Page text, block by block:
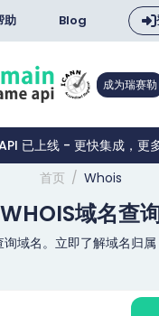
助 Blog
成为瑞赛勒
已上线 - 更快集成，更
首页
Whois
WHOIS域名查
询域名。立即了解域名归属